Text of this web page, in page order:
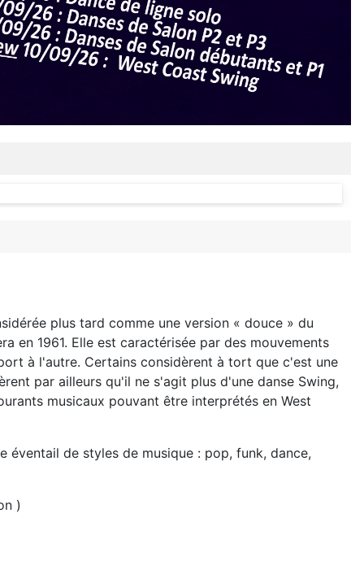
plus tard comme une version « douce » du
en 1961. Elle est caractérisée par des mouvements
à l'autre. Certains considèrent à tort que c'est une
par ailleurs qu'il ne s'agit plus d'une danse Swing,
musicaux pouvant être interprétés en West
éventail de styles de musique : pop, funk, dance,
)